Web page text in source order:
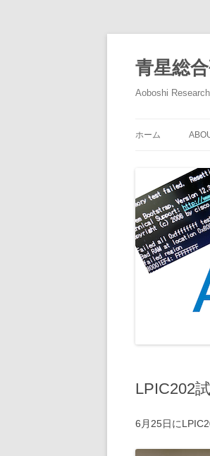
青星総
Aoboshi
ホーム
LPIC202
6月25日に